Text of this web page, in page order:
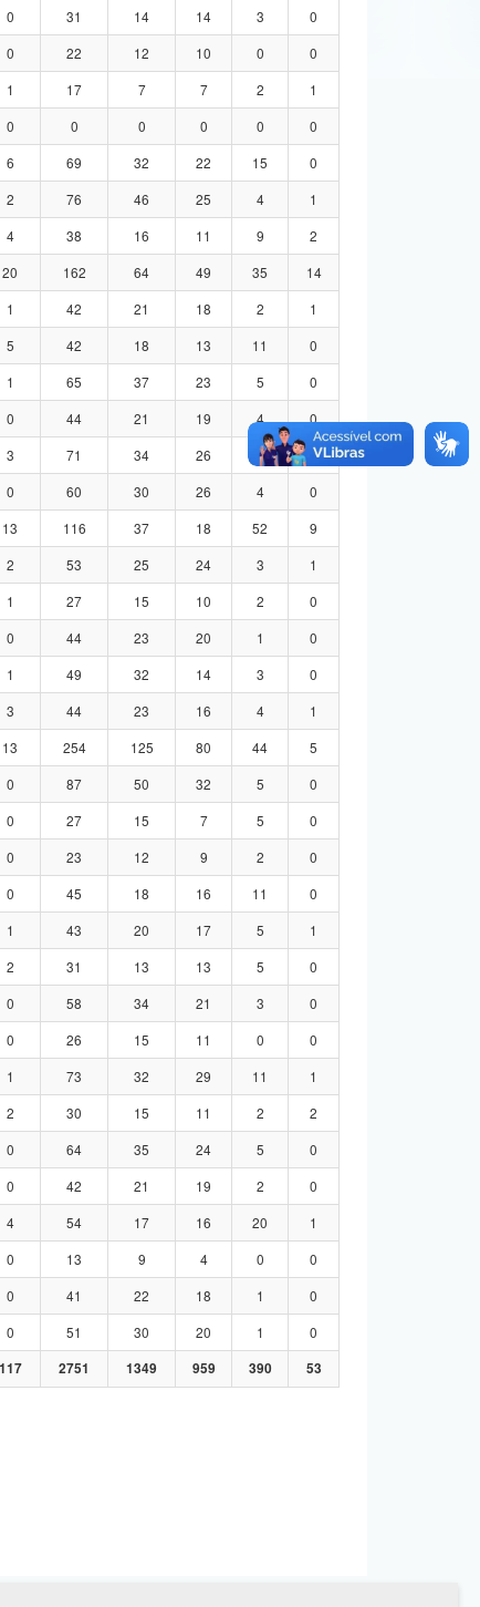
0 31 14 14 3
0
0 22 12 10 0
0
1 17 7 7 2
1
0 0 0 0 0
0
6 69 32 22 15
0
2 76 46 25 4
1
4 38 16 11 9
2
20 162 64 49 35
14
1 42 21 18 2
1
5 42 18 13 11
0
1 65 37 23 5
0
0 44 21 19 4
0
3 71 34 26 8
3
0 60 30 26 4
0
13 116 37 18 52
9
2 53 25 24 3
1
1 27 15 10 2
0
0 44 23 20 1
0
1 49 32 14 3
0
3 44 23 16 4
1
13 254 125 80 44
5
0 87 50 32 5
0
0 27 15 7 5
0
0 23 12 9 2
0
0 45 18 16 11
0
1 43 20 17 5
1
2 31 13 13 5
0
0 58 34 21 3
0
0 26 15 11 0
0
1 73 32 29 11
1
2 30 15 11 2
2
0 64 35 24 5
0
0 42 21 19 2
0
4 54 17 16 20
1
0 13 9 4 0
0
0 41 22 18 1
0
0 51 30 20 1
0
117 2751 1349 959 390 53